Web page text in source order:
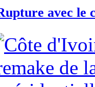
avec le